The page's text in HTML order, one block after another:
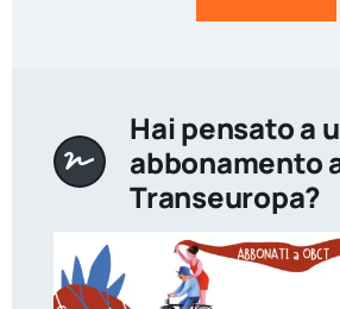
Hai pensato a
abbonamento
Transeuropa?